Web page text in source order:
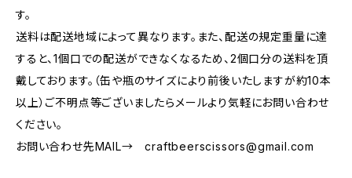
す。
送料は配送地域によって異なります。また、配送の規定重量に達
すると、1個口での配送ができなくなるため、2個口分の送料を頂
戴しております。（缶や瓶のサイズにより前後いたしますが約10本
以上）ご不明点等ございましたらメールより気軽にお問い合わせ
ください。
お問い合わせ先MAIL→craftbeerscissors@gmail.com